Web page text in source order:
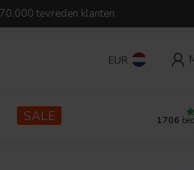
tevreden klanten
EUR
SALE 1706